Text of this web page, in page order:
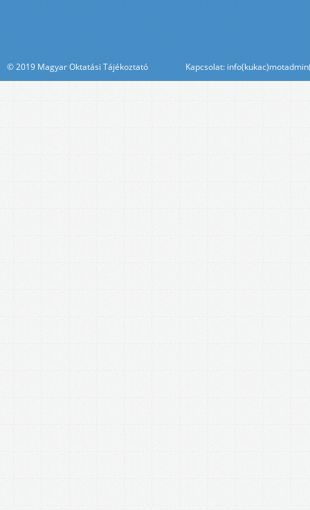
© 2019 Magyar Oktatási Tájékoztató Kapcsolat: